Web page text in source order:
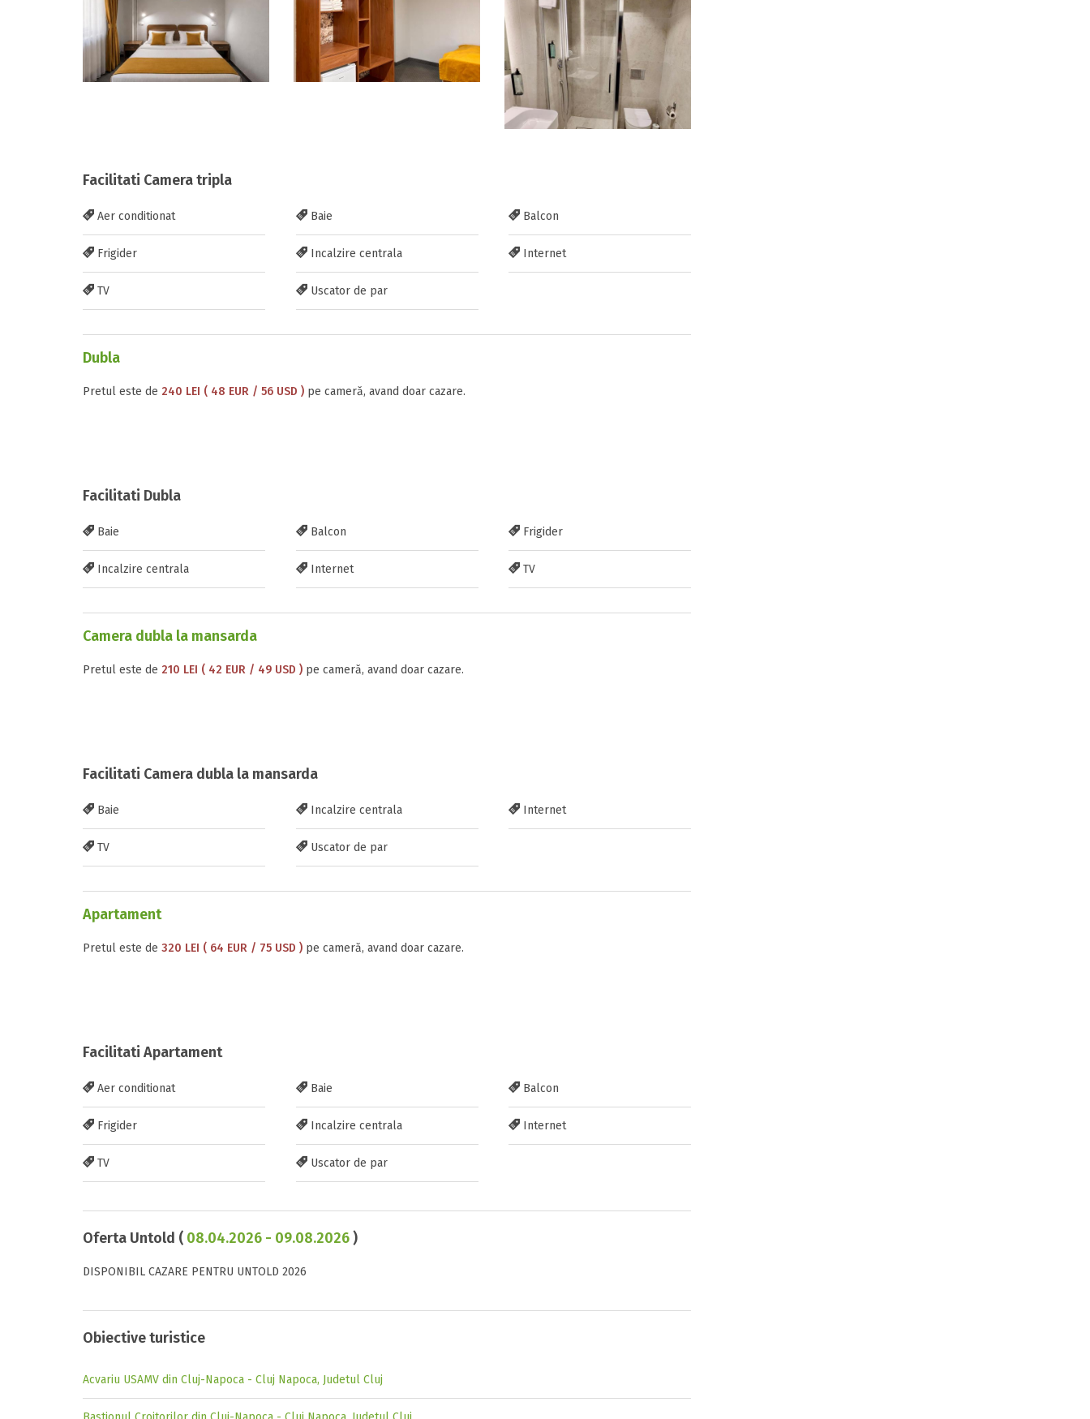
Facilitati Camera tripla
Aer conditionat Baie Balcon
Frigider Incalzire centrala Internet
TV Uscator de par
Dubla
Pretul este de 240 LEI ( 48 EUR / 56 USD ) pe cameră, avand doar cazare.
Facilitati Dubla
Baie Balcon Frigider
Incalzire centrala Internet TV
Camera dubla la mansarda
Pretul este de 210 LEI ( 42 EUR / 49 USD ) pe cameră, avand doar cazare.
Facilitati Camera dubla la mansarda
Baie Incalzire centrala Internet
TV Uscator de par
Apartament
Pretul este de 320 LEI ( 64 EUR / 75 USD ) pe cameră, avand doar cazare.
Facilitati Apartament
Aer conditionat Baie Balcon
Frigider Incalzire centrala Internet
TV Uscator de par
Oferta Untold ( 08.04.2026 - 09.08.2026 )
DISPONIBIL CAZARE PENTRU UNTOLD 2026
Obiective turistice
Acvariu USAMV din Cluj-Napoca - Cluj Napoca, Judetul Cluj